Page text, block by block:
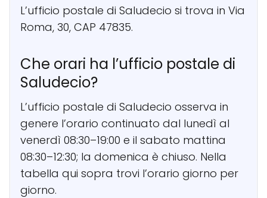
L’ufficio postale di Saludecio si trova in Via
Roma, 30, CAP 47835.
Che orari ha l’ufficio postale di
Saludecio?
L’ufficio postale di Saludecio osserva in
genere l’orario continuato dal lunedì al
venerdì 08:30–19:00 e il sabato mattina
08:30–12:30; la domenica è chiuso. Nella
tabella qui sopra trovi l’orario giorno per
giorno.